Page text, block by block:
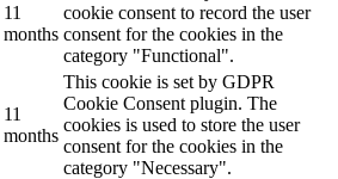
11
months
cookie consent to record the user
consent for the cookies in the
category "Functional".
11
months
This cookie is set by GDPR
Cookie Consent plugin. The
cookies is used to store the user
consent for the cookies in the
category "Necessary".